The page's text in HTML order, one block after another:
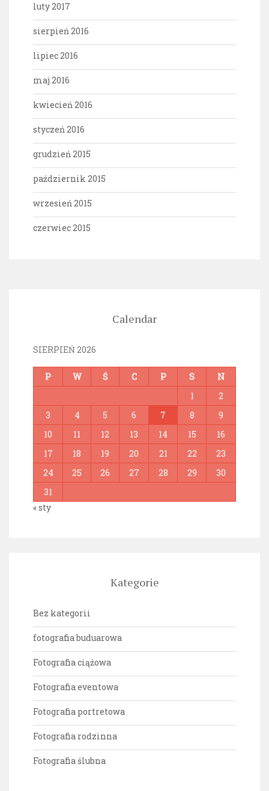
luty 2017
sierpień 2016
lipiec 2016
maj 2016
kwiecień 2016
styczeń 2016
grudzień 2015
październik 2015
wrzesień 2015
czerwiec 2015
Calendar
SIERPIEŃ 2026
P W Ś C P S
N
1
2
3
4 5 6 7 8
9
10
11 12 13 14 15
16
17
18 19 20 21 22
23
24
25 26 27 28 29
30
31
« sty
Kategorie
Bez kategorii
fotografia buduarowa
Fotografia ciążowa
Fotografia eventowa
Fotografia portretowa
Fotografia rodzinna
Fotografia ślubna